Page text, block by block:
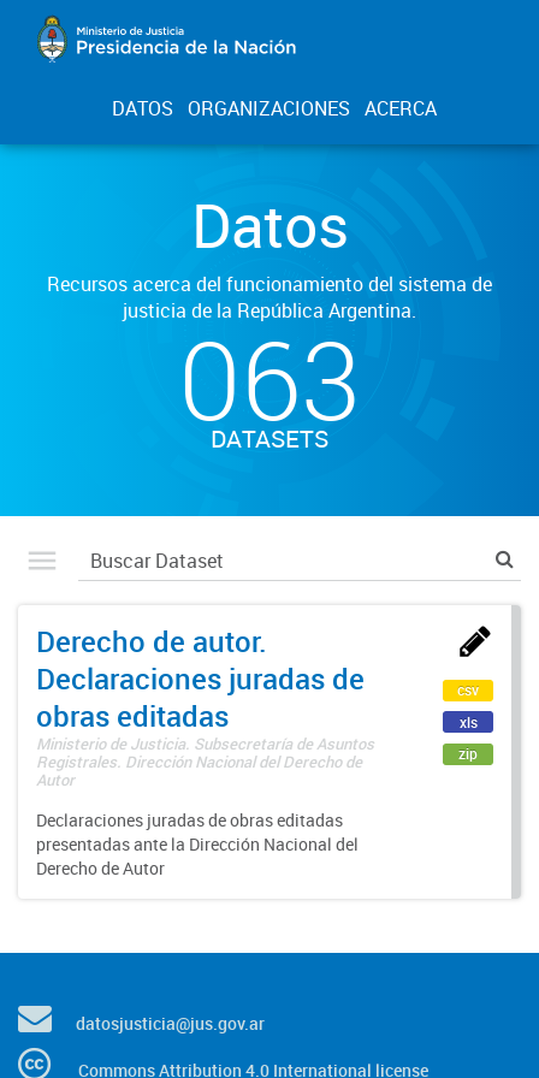
DATOS ORGANIZACIONES ACERCA
Datos
Recursos acerca del funcionamiento del sistema de
justicia de la República Argentina.
063
DATASETS
Derecho de autor.
Declaraciones juradas de
obras editadas
Ministerio de Justicia. Subsecretaría de Asuntos
Registrales. Dirección Nacional del Derecho de
Autor
Declaraciones juradas de obras editadas
presentadas ante la Dirección Nacional del
Derecho de Autor
csv
xls
zip
datosjusticia@jus.gov.ar
Commons Attribution 4.0 International license